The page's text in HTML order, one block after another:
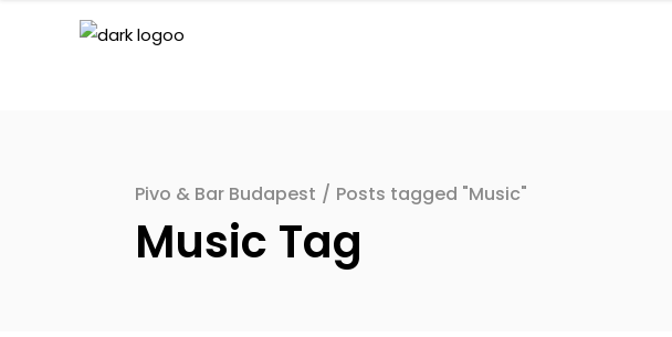
Pivo & Bar Budapest / Posts tagged "Music"
Music Tag